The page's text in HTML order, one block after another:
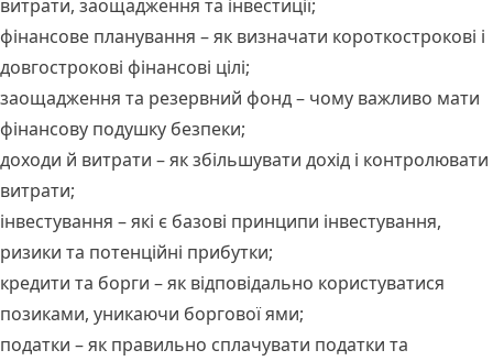
витрати, заощадження та інвестиції;
фінансове планування – як визначати короткострокові і
довгострокові фінансові цілі;
заощадження та резервний фонд – чому важливо мати
фінансову подушку безпеки;
доходи й витрати – як збільшувати дохід і контролювати
витрати;
інвестування – які є базові принципи інвестування,
ризики та потенційні прибутки;
кредити та борги – як відповідально користуватися
позиками, уникаючи боргової ями;
податки – як правильно сплачувати податки та